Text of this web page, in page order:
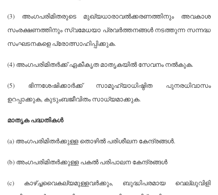
(3) അംഗപരിമിതരുടെ മുഖ്യധാരാവല്‍ക്കരണത്തിനും അവകാശ
സംരക്ഷണത്തിനും സ്വമേധയാ പ്രവര്‍ത്തനങ്ങള്‍ നടത്തുന്ന സന്നദ്ധ
സംഘടനകളെ പ്രോത്സാഹിപ്പിക്കുക.
(4) അംഗപരിമിതര്‍ക്ക് ഏകീകൃത മാതൃകയില്‍ സേവനം നല്‍കുക.
(5) ഭിന്നശേഷിക്കാര്‍ക്ക് സാമൂഹ്യാധിഷ്ഠിത പുനരധിവാസം
ഉറപ്പാക്കുക, കുടുംബജീവിതം സാധ്യമാക്കുക.
മാതൃക പദ്ധതികള്‍
(a) അംഗപരിമിതര്‍ക്കുള്ള തൊഴില്‍ പരിശീലന കേന്ദ്രങ്ങള്‍.
(b) അംഗപരിമിതര്‍ക്കുള്ള പകല്‍ പരിപാലന കേന്ദ്രങ്ങള്‍
(c) കാഴ്ച്ചവൈകല്യമുള്ളവര്‍ക്കും, ബുദ്ധിപരമായ വെല്ലുവിളി